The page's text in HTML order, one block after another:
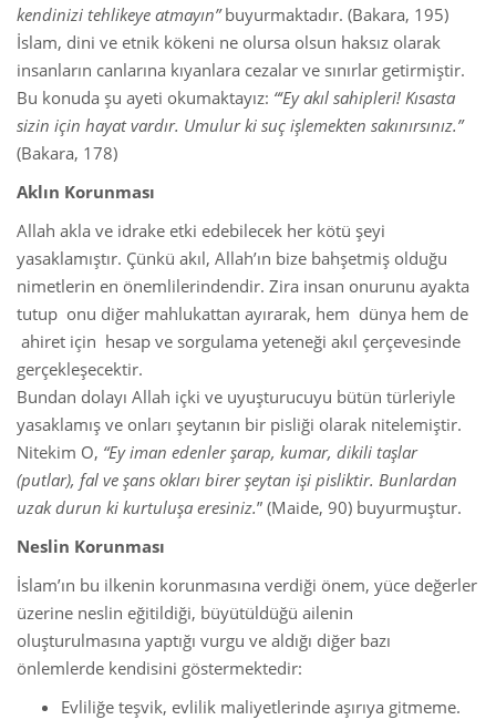
kendinizi tehlikeye atmayın”buyurmaktadır. (Bakara, 195)
İslam, dini ve etnik kökeni ne olursa olsun haksız olarak
insanların canlarına kıyanlara cezalar ve sınırlar getirmiştir.
Bu konuda şu ayeti okumaktayız: “‘Ey akıl sahipleri! Kısasta
sizin için hayat vardır. Umulur ki suç işlemekten sakınırsınız.”
(Bakara, 178)
Aklın Korunması
Allah akla ve idrake etki edebilecek her kötü şeyi
yasaklamıştır. Çünkü akıl, Allah’ın bize bahşetmiş olduğu
nimetlerin en önemlilerindendir. Zira insan onurunu ayakta
tutup onu diğer mahlukattan ayırarak, hem dünya hem de
ahiret için hesap ve sorgulama yeteneği akıl çerçevesinde
gerçekleşecektir.
Bundan dolayı Allah içki ve uyuşturucuyu bütün türleriyle
yasaklamış ve onları şeytanın bir pisliği olarak nitelemiştir.
Nitekim O, “Ey iman edenler şarap, kumar, dikili taşlar
(putlar), fal ve şans okları birer şeytan işi pisliktir. Bunlardan
uzak durun ki kurtuluşa eresiniz.” (Maide, 90) buyurmuştur.
Neslin Korunması
İslam’ın bu ilkenin korunmasına verdiği önem, yüce değerler
üzerine neslin eğitildiği, büyütüldüğü ailenin
oluşturulmasına yaptığı vurgu ve aldığı diğer bazı
önlemlerde kendisini göstermektedir:
Evliliğe teşvik, evlilik maliyetlerinde aşırıya gitmeme.